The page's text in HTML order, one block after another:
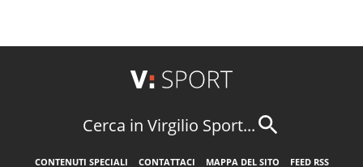
Cerca in Virgilio Sport...
CONTENUTI SPECIALI CONTATTACI MAPPA DEL SITO FEED RSS